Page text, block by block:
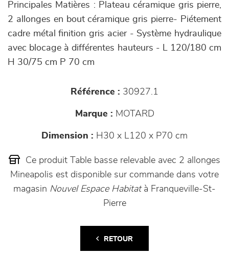
Principales Matières : Plateau céramique gris pierre,
2 allonges en bout céramique gris pierre- Piétement
cadre métal finition gris acier - Système hydraulique
avec blocage à différentes hauteurs - L 120/180 cm
H 30/75 cm P 70 cm
Référence : 30927.1
Marque : MOTARD
Dimension : H30 x L120 x P70 cm
Ce produit Table basse relevable avec 2 allonges
Mineapolis est disponible sur commande dans votre
magasin Nouvel Espace Habitatà Franqueville-St-
Pierre
RETOUR